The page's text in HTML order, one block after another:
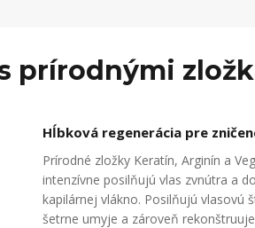
prírodnými
Hĺbková regenerácia pre
Prírodné zložky Keratín, Arginín a
intenzívne posilňujú vlas zvnútra a
kapilárnej vlákno. Posilňujú vlasovú
šetrne umyje a zároveň